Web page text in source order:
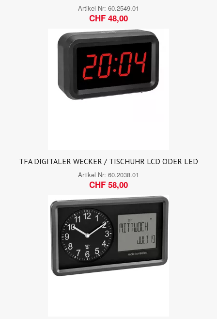
Artikel Nr: 60.2549.01
CHF 48,00
TFA DIGITALER WECKER / TISCHUHR LCD ODER LED
Artikel Nr: 60.2038.01
CHF 58,00